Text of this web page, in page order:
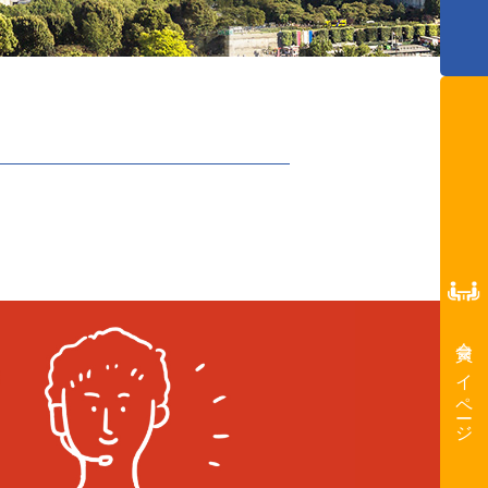
会員マイページ